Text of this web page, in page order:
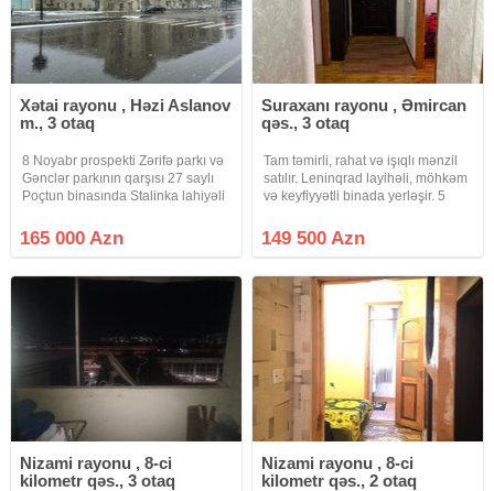
Xətai rayonu , Həzi Aslanov
m., 3 otaq
8 Noyabr prospekti Zərifə parkı və
Gənclər parkının qarşısı 27 saylı
Poçtun binasında Stalinka lahiyəli
mənzil satılır. Mərtəbəsi: 5/2
Sahəsi: 88 kv.m Otaq: 3 Mənzilin
165 000 Azn
Suraxanı rayonu , Əmircan
qəs., 3 otaq
Tam təmirli, rahat və işıqlı mənzil
satılır. Leninqrad layihəli, möhkəm
və keyfiyyətli binada yerləşir. 5
1-ci blok. 35 nömrəli avtobus
dayanacağına cəmi 5 addım
149 500 Azn
Nizami rayonu , 8-ci
kilometr qəs., 3 otaq
Nizami rayonu , 8-ci
kilometr qəs., 2 otaq